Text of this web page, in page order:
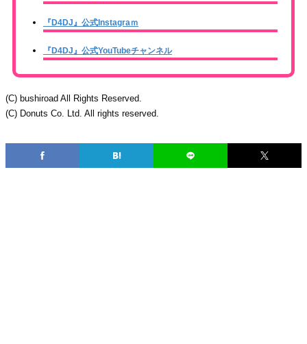
『D4DJ』公式Instagraｍ
『D4DJ』公式YouTubeチャンネル
(C) bushiroad All Rights Reserved.
(C) Donuts Co. Ltd. All rights reserved.